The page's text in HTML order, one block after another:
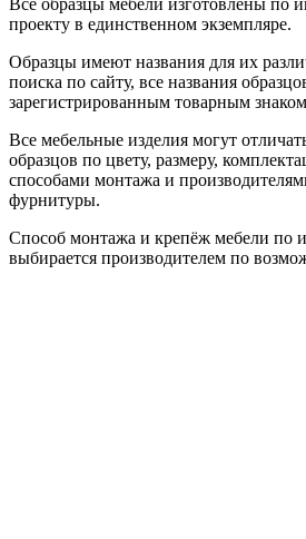
проекту в единственном экземпляре.
Образцы имеют названия для их
поиска по сайту, все названия
зарегистрированным товарным
Все мебельные изделия могут
образцов по цвету, размеру,
способами монтажа и
фурнитуры.
Способ монтажа и крепёж мебели по
выбирается производителем по